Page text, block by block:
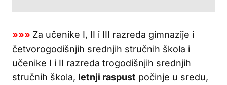
»»» Za učenike I, II i III razreda gimnazije i
četvorogodišnjih srednjih stručnih škola i
učenike I i II razreda trogodišnjih srednjih
stručnih škola, letnji raspust počinje u sredu,